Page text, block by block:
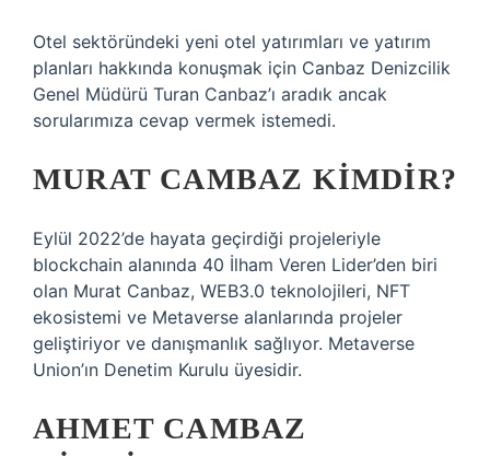
Otel sektöründeki yeni otel yatırımları ve yatırım
planları hakkında konuşmak için Canbaz Denizcilik
Genel Müdürü Turan Canbaz’ı aradık ancak
sorularımıza cevap vermek istemedi.
MURAT CAMBAZ KIMDIR?
Eylül 2022’de hayata geçirdiği projeleriyle
blockchain alanında 40 İlham Veren Lider’den biri
olan Murat Canbaz, WEB3.0 teknolojileri, NFT
ekosistemi ve Metaverse alanlarında projeler
geliştiriyor ve danışmanlık sağlıyor. Metaverse
Union’ın Denetim Kurulu üyesidir.
AHMET CAMBAZ